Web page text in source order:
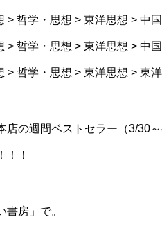
> 哲学・思想 > 東洋思想 > 中
> 哲学・思想 > 東洋思想 > 中
> 哲学・思想 > 東洋思想 > 東
の週間ベストセラー（3/30
！
房」で。